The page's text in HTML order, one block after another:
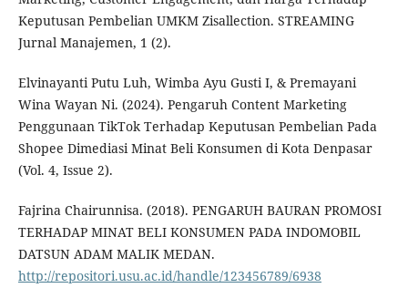
Keputusan Pembelian UMKM Zisallection. STREAMING
Jurnal Manajemen, 1 (2).
Elvinayanti Putu Luh, Wimba Ayu Gusti I, & Premayani
Wina Wayan Ni. (2024). Pengaruh Content Marketing
Penggunaan TikTok Terhadap Keputusan Pembelian Pada
Shopee Dimediasi Minat Beli Konsumen di Kota Denpasar
(Vol. 4, Issue 2).
Fajrina Chairunnisa. (2018). PENGARUH BAURAN PROMOSI
TERHADAP MINAT BELI KONSUMEN PADA INDOMOBIL
DATSUN ADAM MALIK MEDAN.
http://repositori.usu.ac.id/handle/123456789/6938